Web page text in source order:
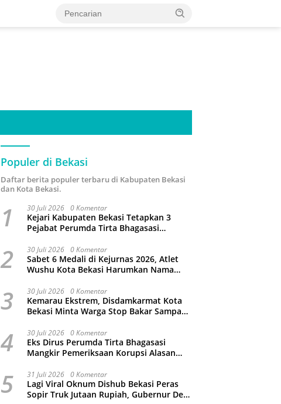
Populer di Bekasi
Daftar berita populer terbaru di Kabupaten Bekasi
dan Kota Bekasi.
1 30 Juli 2026 0 Komentar
Kejari Kabupaten Bekasi Tetapkan 3
Pejabat Perumda Tirta Bhagasasi
Miliar
2 30 Juli 2026 0 Komentar
Sabet 6 Medali di Kejurnas 2026, Atlet
Wushu Kota Bekasi Harumkan Nama
3 30 Juli 2026 0 Komentar
Kemarau Ekstrem, Disdamkarmat Kota
Bekasi Minta Warga Stop Bakar Sampah
4 30 Juli 2026 0 Komentar
Eks Dirus Perumda Tirta Bhagasasi
Mangkir Pemeriksaan Korupsi Alasan
Ancam Jemput Paksa
5 31 Juli 2026 0 Komentar
Lagi Viral Oknum Dishub Bekasi Peras
Sopir Truk Jutaan Rupiah, Gubernur Dedi